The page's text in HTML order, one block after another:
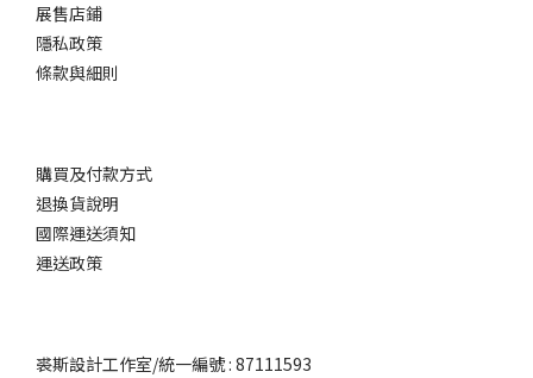
展售店鋪
隱私政策
條款與細則
購買及付款方式
退換貨說明
國際運送須知
運送政策
裘斯設計工作室/統一編號 : 87111593